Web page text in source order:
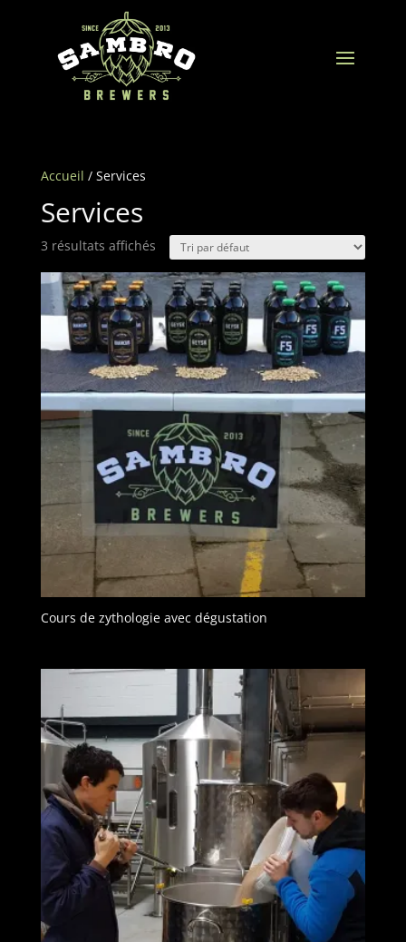
Accueil / Services
Services
3 résultats affichés
Cours de zythologie avec dégustation